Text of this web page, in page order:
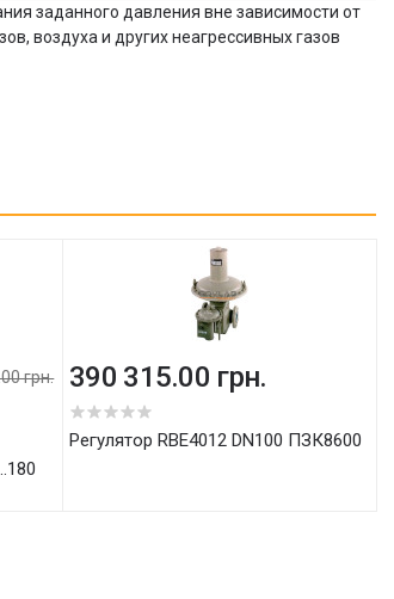
заданного давления вне зависимости от
воздуха и других неагрессивных газов
грн. 390 315.00 грн.
Регулятор RBE4012 DN100 ПЗК8600